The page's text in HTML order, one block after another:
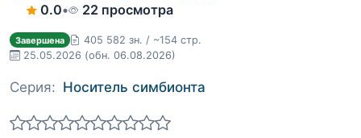
0.0• 22 просмотра
Завершена
405 582 зн. / ~154 стр.
25.05.2026 (обн. 06.08.2026)
Серия: Носитель симбионта